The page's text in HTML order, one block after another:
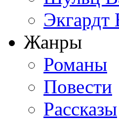
Экгардт
Жанры
Романы
Повести
Рассказы